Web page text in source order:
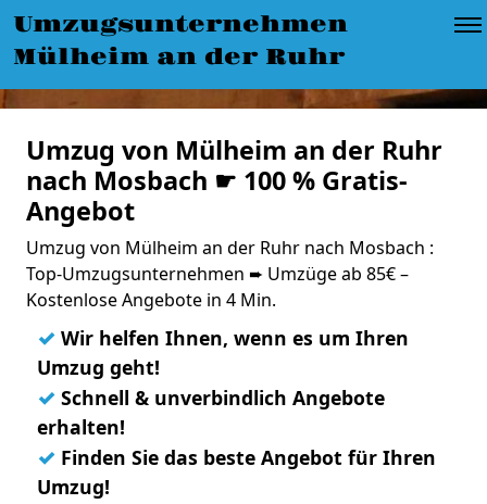
Umzugsunternehmen
Mülheim an der Ruhr
Umzug von Mülheim an der Ruhr
nach Mosbach ☛ 100 % Gratis-
Angebot
Umzug von Mülheim an der Ruhr nach Mosbach :
Top-Umzugsunternehmen ➨ Umzüge ab 85€ –
Kostenlose Angebote in 4 Min.
✓ Wir helfen Ihnen, wenn es um Ihren
Umzug geht!
✓ Schnell & unverbindlich Angebote
erhalten!
✓ Finden Sie das beste Angebot für Ihren
Umzug!